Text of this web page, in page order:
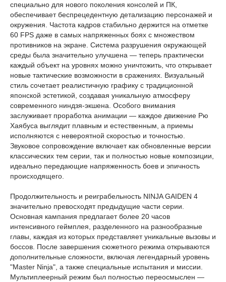
специально для нового поколения консолей и ПК,
обеспечивает беспрецедентную детализацию персонажей и
окружения. Частота кадров стабильно держится на отметке
60 FPS даже в самых напряженных боях с множеством
противников на экране. Система разрушения окружающей
среды была значительно улучшена — теперь практически
каждый объект на уровнях можно уничтожить, что открывает
новые тактические возможности в сражениях. Визуальный
стиль сочетает реалистичную графику с традиционной
японской эстетикой, создавая уникальную атмосферу
современного ниндзя-экшена. Особого внимания
заслуживает проработка анимации — каждое движение Рю
Хаябуса выглядит плавным и естественным, а приемы
исполняются с невероятной скоростью и точностью.
Звуковое сопровождение включает как обновленные версии
классических тем серии, так и полностью новые композиции,
идеально передающие напряженность боев и эпичность
происходящего.
Продолжительность и реиграбельность NINJA GAIDEN 4
значительно превосходят предыдущие части серии.
Основная кампания предлагает более 20 часов
интенсивного геймплея, разделенного на разнообразные
главы, каждая из которых представляет уникальные вызовы и
боссов. После завершения сюжетного режима открываются
дополнительные сложности, включая легендарный уровень
"Master Ninja", а также специальные испытания и миссии.
Мультиплеерный режим был полностью переосмыслен —